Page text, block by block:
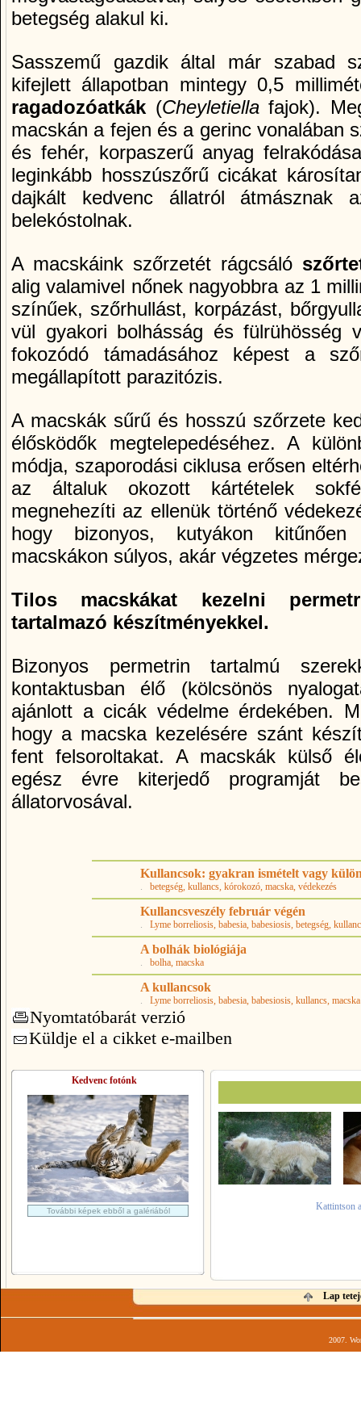
betegség alakul ki.
Sasszemű gazdik által már szabad
kifejlett állapotban mintegy 0,5
ragadozóatkák (Cheyletiellafajok).
macskán a fejen és a gerinc vonalában
és fehér, korpaszerű anyag
leginkább hosszúszőrű cicákat
dajkált kedvenc állatról átmásznak
belekóstolnak.
A macskáink szőrzetét rágcsáló
alig valamivel nőnek nagyobbra az 1
szí­nűek, szőrhullást, korpázást,
vül gyakori bolhásság és fülrühösség
fokozódó támadásához képest a
megállapí­tott parazitózis.
A macskák sűrű és hosszú szőrzete
élősködők megtelepedéséhez. A
módja, szaporodási ciklusa erősen
az általuk okozott kártételek
megnehezí­ti az ellenük történő
hogy bizonyos, kutyákon
macskákon súlyos, akár végzetes
Tilos macskákat kezelni
tartalmazó készí­tményekkel.
Bizonyos permetrin tartalmú
kontaktusban élő (kölcsönös
ajánlott a cicák védelme érdekében.
hogy a macska kezelésére szánt
fent felsoroltakat. A macskák külső
egész évre kiterjedő programját
állatorvosával.
Kullancsok: gyakran ismételt vagy
. betegség, kullancs, kórokozó, macska, védekezés
Kullancsveszély február végén
. Lyme borreliosis, babesia, babesiosis, betegség,
A bolhák biológiája
. bolha, macska
A kullancsok
. Lyme borreliosis, babesia, babesiosis, kullancs, macska
Nyomtatóbarát verzió
Küldje el a cikket e-mailben
Kedvenc fotónk
További képek ebből a galériából Kattintson
Lap
2007.